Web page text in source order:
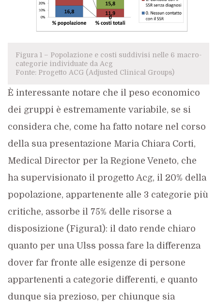
Figura 1 – Popolazione e costi suddivisi nelle 6 macro-
categorie individuate da Acg
Fonte: Progetto ACG (Adjusted Clinical Groups)
È interessante notare che il peso economico
dei gruppi è estremamente variabile, se si
considera che, come ha fatto notare nel corso
della sua presentazione Maria Chiara Corti,
Medical Director per la Regione Veneto, che
ha supervisionato il progetto Acg, il 20% della
popolazione, appartenente alle 3 categorie più
critiche, assorbe il 75% delle risorse a
disposizione (Figura1): il dato rende chiaro
quanto per una Ulss possa fare la differenza
dover far fronte alle esigenze di persone
appartenenti a categorie differenti, e quanto
dunque sia prezioso, per chiunque sia